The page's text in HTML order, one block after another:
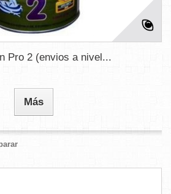
Pro 2 (envios a nivel...
Más